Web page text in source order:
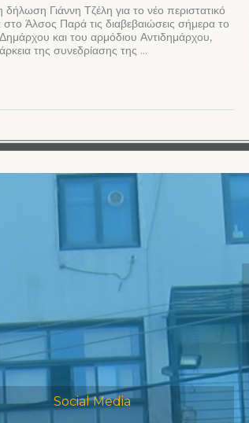
δήλωση Γιάννη Τζέλη για το νέο περιστατικό
Άλσος Παρά τις διαβεβαιώσεις σήμερα το
και του αρμόδιου Αντιδημάρχου,
της συνεδρίασης της ...
Social Media